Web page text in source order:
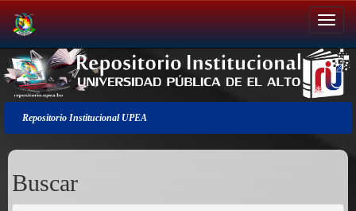
Salir
de
la
navegación
Repositorio Institucional UPEA
Buscar